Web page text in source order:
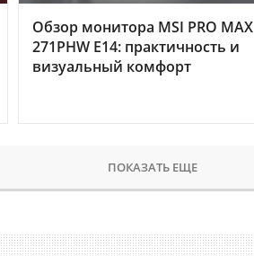
Обзор монитора MSI PRO MAX
271PHW E14: практичность и
визуальный комфорт
ПОКАЗАТЬ ЕЩЕ